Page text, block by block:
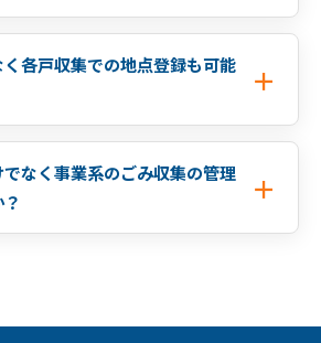
各戸収集での地点登録も可能
なく事業系のごみ収集の管理